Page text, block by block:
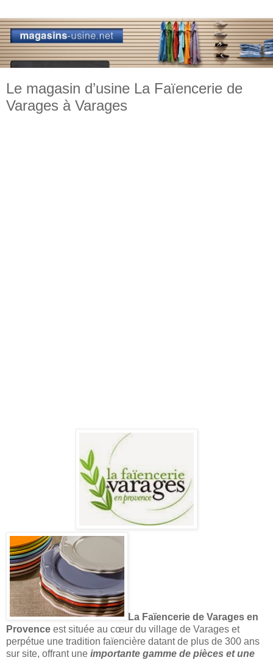
Le magasin d’usine La Faïencerie de
Varages à Varages
La Faïencerie de Varages en
Provence est située au cœur du village de Varages et
perpétue une tradition faïencière datant de plus de 300 ans
sur site, offrant une importante gamme de pièces et une